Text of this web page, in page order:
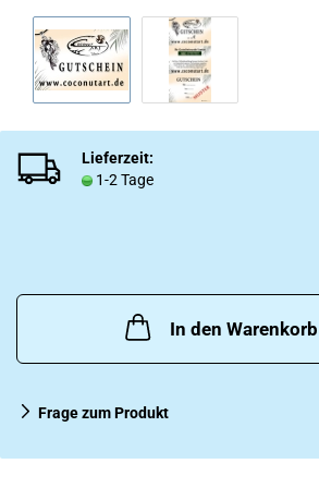
Lieferzeit:
1-2 Tage
In den Warenkorb
Frage zum Produkt